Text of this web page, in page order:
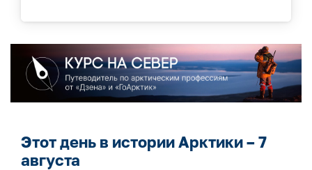
Этот день в истории Арктики – 7
августа